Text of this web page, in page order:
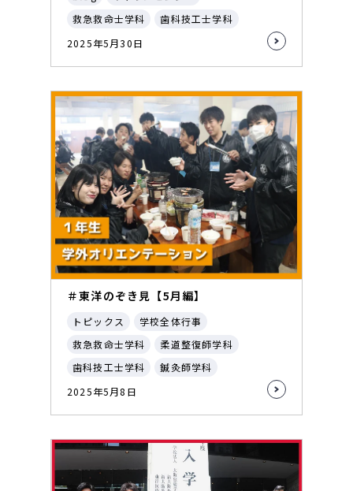
救急救命士学科
歯科技工士学科
2025年5月30日
＃東洋のぞき見【5月編】
トピックス
学校全体行事
救急救命士学科
柔道整復師学科
歯科技工士学科
鍼灸師学科
2025年5月8日